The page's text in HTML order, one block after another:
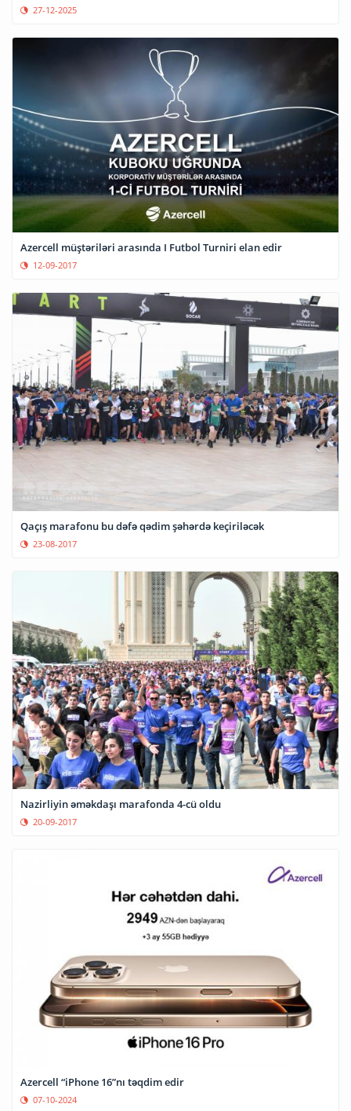
27-12-2025
Azercell müştəriləri arasında I Futbol Turniri elan edir
12-09-2017
Qaçış marafonu bu dəfə qədim şəhərdə keçiriləcək
23-08-2017
Nazirliyin əməkdaşı marafonda 4-cü oldu
20-09-2017
Azercell “iPhone 16”nı təqdim edir
07-10-2024